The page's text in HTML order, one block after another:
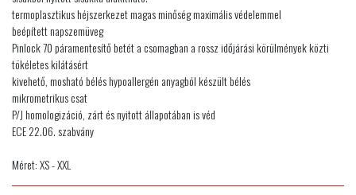
termoplasztikus héjszerkezet magas minőség maximális védelemmel
beépített napszemüveg
Pinlock 70 páramentesítő betét a csomagban a rossz időjárási körülmények közti
tökéletes kilátásért
kivehető, mosható bélés hypoallergén anyagból készült bélés
mikrometrikus csat
P/J homologizáció, zárt és nyitott állapotában is véd
ECE 22.06. szabvány
Méret: XS - XXL